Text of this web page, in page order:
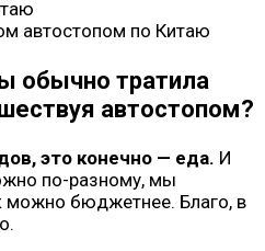
автостопом по Китаю
обычно тратила
автостопом?
это конечно — еда. И
по-разному, мы
можно бюджетнее. Благо, в